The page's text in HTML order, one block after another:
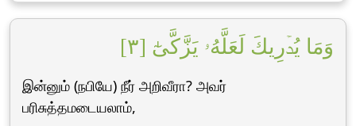
وَمَا يُدۡرِيكَ لَعَلَّهُۥ يَزَّكَّىٰٓ [٣]
இன்னும் (நபியே) நீர் அறிவீரா? அவர்
பரிசுத்தமடையலாம்,